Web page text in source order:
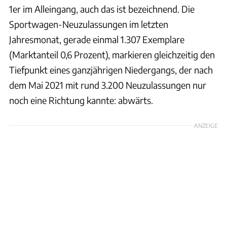
1er im Alleingang, auch das ist bezeichnend. Die
Sportwagen-Neuzulassungen im letzten
Jahresmonat, gerade einmal 1.307 Exemplare
(Marktanteil 0,6 Prozent), markieren gleichzeitig den
Tiefpunkt eines ganzjährigen Niedergangs, der nach
dem Mai 2021 mit rund 3.200 Neuzulassungen nur
noch eine Richtung kannte: abwärts.
ANZEIGE